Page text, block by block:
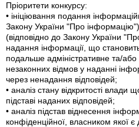
Пріоритети конкурсу:
• ініціювання подання
Закону України "Про
(відповідно до Закону України
надання інформації, що
подальше адміністративне та/
незаконних відмов у наданні
через ненадання відповідей;
• аналіз стану відкритості влади
підставі наданих відповідей;
• аналіз підстав віднесення
конфіденційної, власником якої